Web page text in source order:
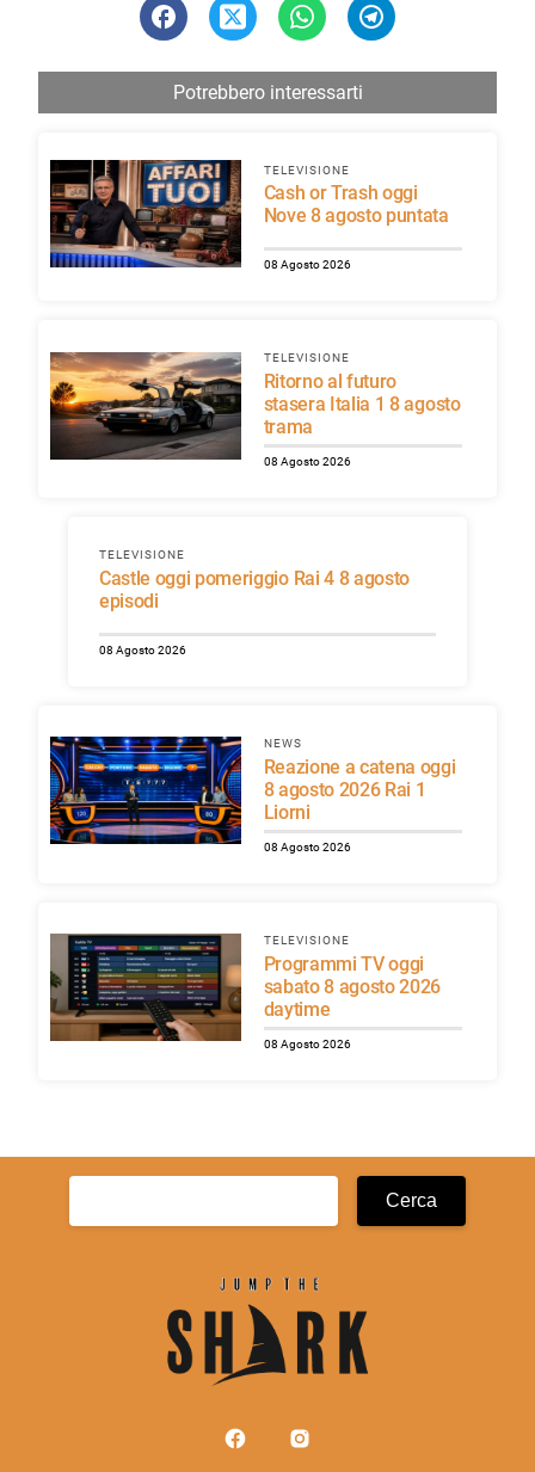
Potrebbero interessarti
TELEVISIONE
Cash or Trash oggi
Nove 8 agosto puntata
08 Agosto 2026
TELEVISIONE
Ritorno al futuro
stasera Italia 1 8 agosto
trama
08 Agosto 2026
TELEVISIONE
Castle oggi pomeriggio Rai 4 8 agosto
episodi
08 Agosto 2026
NEWS
Reazione a catena oggi
8 agosto 2026 Rai 1
Liorni
08 Agosto 2026
TELEVISIONE
Programmi TV oggi
sabato 8 agosto 2026
daytime
08 Agosto 2026
Ricerca